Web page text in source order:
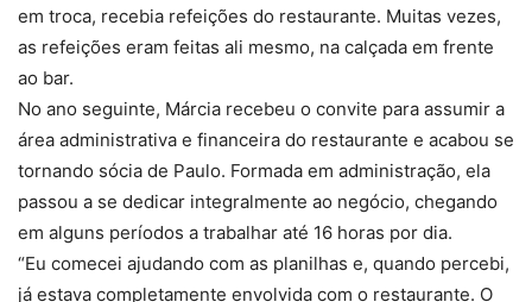
em troca, recebia refeições do restaurante. Muitas vezes,
as refeições eram feitas ali mesmo, na calçada em frente
ao bar.
No ano seguinte, Márcia recebeu o convite para assumir a
área administrativa e financeira do restaurante e acabou se
tornando sócia de Paulo. Formada em administração, ela
passou a se dedicar integralmente ao negócio, chegando
em alguns períodos a trabalhar até 16 horas por dia.
“Eu comecei ajudando com as planilhas e, quando percebi,
já estava completamente envolvida com o restaurante. O